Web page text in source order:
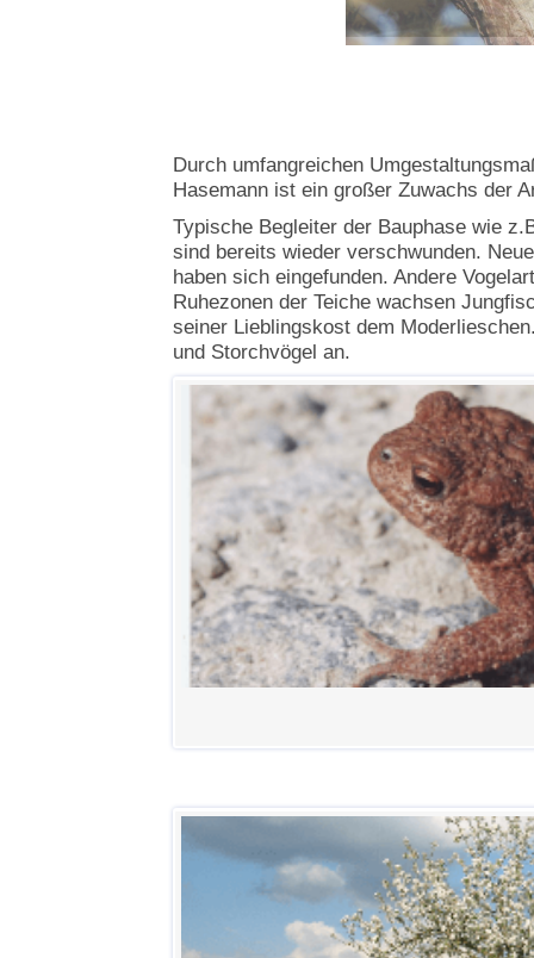
Durch umfangreichen
Hasemann ist ein großer Zuwachs der
Typische Begleiter der Bauphase wie
sind bereits wieder verschwunden.
haben sich eingefunden. Andere
Ruhezonen der Teiche wachsen
seiner Lieblingskost dem
und Storchvögel an.